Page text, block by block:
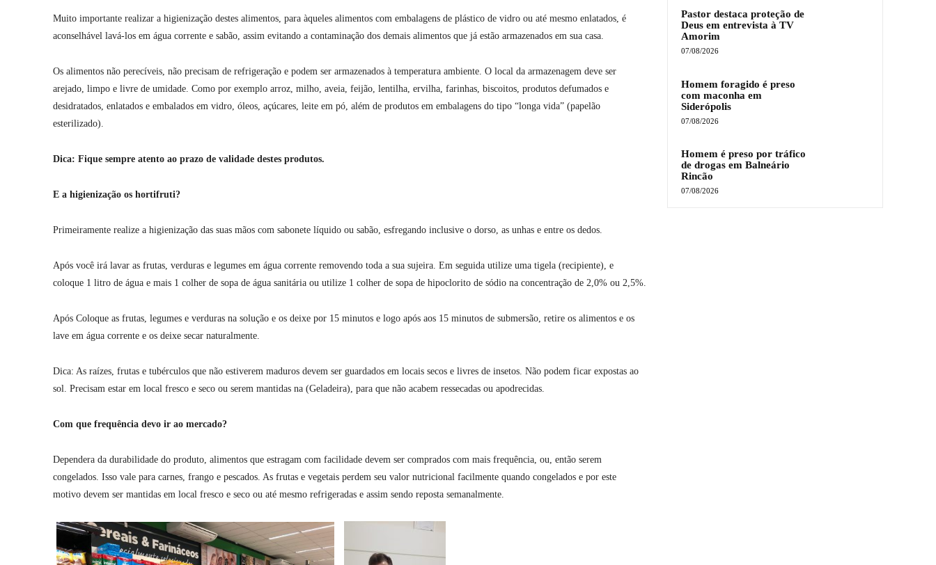
Muito importante realizar a higienização destes alimentos, para àqueles alimentos com embalagens de plástico de vidro ou até mesmo enlatados, é
aconselhável lavá-los em água corrente e sabão, assim evitando a contaminação dos demais alimentos que já estão armazenados em sua casa.
Os alimentos não perecíveis, não precisam de refrigeração e podem ser armazenados à temperatura ambiente. O local da armazenagem deve ser
arejado, limpo e livre de umidade. Como por exemplo arroz, milho, aveia, feijão, lentilha, ervilha, farinhas, biscoitos, produtos defumados e
desidratados, enlatados e embalados em vidro, óleos, açúcares, leite em pó, além de produtos em embalagens do tipo “longa vida” (papelão
esterilizado).
Dica: Fique sempre atento ao prazo de validade destes produtos.
E a higienização os hortifruti?
Primeiramente realize a higienização das suas mãos com sabonete líquido ou sabão, esfregando inclusive o dorso, as unhas e entre os dedos.
Após você irá lavar as frutas, verduras e legumes em água corrente removendo toda a sua sujeira. Em seguida utilize uma tigela (recipiente), e
coloque 1 litro de água e mais 1 colher de sopa de água sanitária ou utilize 1 colher de sopa de hipoclorito de sódio na concentração de 2,0% ou 2,5%.
Após Coloque as frutas, legumes e verduras na solução e os deixe por 15 minutos e logo após aos 15 minutos de submersão, retire os alimentos e os
lave em água corrente e os deixe secar naturalmente.
Dica: As raízes, frutas e tubérculos que não estiverem maduros devem ser guardados em locais secos e livres de insetos. Não podem ficar expostas ao
sol. Precisam estar em local fresco e seco ou serem mantidas na (Geladeira), para que não acabem ressecadas ou apodrecidas.
Com que frequência devo ir ao mercado?
Dependera da durabilidade do produto, alimentos que estragam com facilidade devem ser comprados com mais frequência, ou, então serem
congelados. Isso vale para carnes, frango e pescados. As frutas e vegetais perdem seu valor nutricional facilmente quando congelados e por este
motivo devem ser mantidas em local fresco e seco ou até mesmo refrigeradas e assim sendo reposta semanalmente.
Pastor destaca proteção de
Deus em entrevista à TV
Amorim
07/08/2026
Homem foragido é preso
com maconha em
Siderópolis
07/08/2026
Homem é preso por tráfico
de drogas em Balneário
Rincão
07/08/2026